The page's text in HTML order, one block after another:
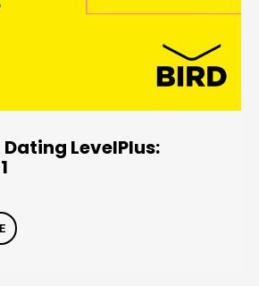
LevelPlus: